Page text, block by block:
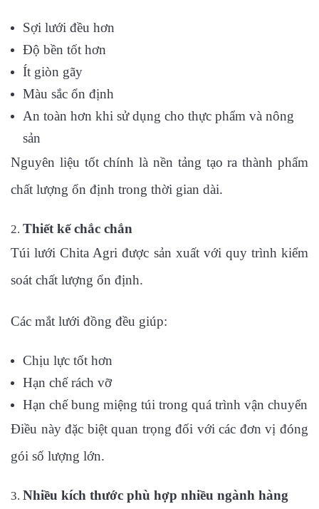
Sợi lưới đều hơn
Độ bền tốt hơn
Ít giòn gãy
Màu sắc ổn định
An toàn hơn khi sử dụng cho thực phẩm và nông
sản
Nguyên liệu tốt chính là nền tảng tạo ra thành phẩm
chất lượng ổn định trong thời gian dài.
Thiết kế chắc chắn
Túi lưới Chita Agri được sản xuất với quy trình kiểm
soát chất lượng ổn định.
Các mắt lưới đồng đều giúp:
Chịu lực tốt hơn
Hạn chế rách vỡ
Hạn chế bung miệng túi trong quá trình vận chuyển
Điều này đặc biệt quan trọng đối với các đơn vị đóng
gói số lượng lớn.
Nhiều kích thước phù hợp nhiều ngành hàng